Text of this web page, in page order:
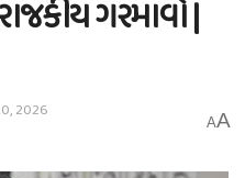
ગરમાવો |
2026
AA